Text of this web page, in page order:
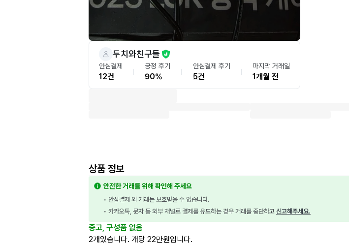
두치와친구들
안심결제
12건
긍정 후기
90%
안심결제 후기
5건
마지막 거래일
1개월 전
상품 정보
안전한 거래를 위해 확인해 주세요
• 안심결제 외 거래는 보호받을 수 없습니다.
• 카카오톡, 문자 등 외부 채널로 결제를 유도하는 경우 거래를 중단하고 신고해주세요.
중고, 구성품 없음
2개있습니다. 개당 22만원입니다.